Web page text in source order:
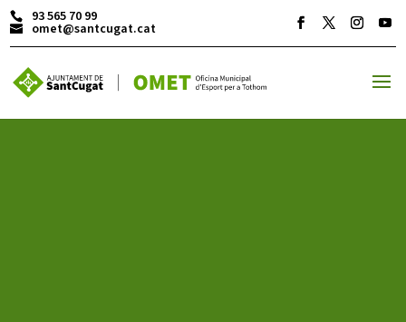
93 565 70 99
omet@santcugat.cat
ACTIVITATS D'ESTIU